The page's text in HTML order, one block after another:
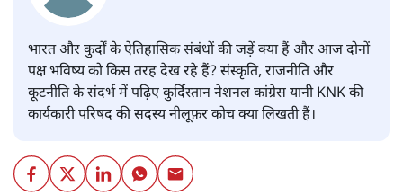
भारत और कुर्दों के ऐतिहासिक संबंधों की जड़ें क्या हैं और आज दोनों
पक्ष भविष्य को किस तरह देख रहे हैं? संस्कृति, राजनीति और
कूटनीति के संदर्भ में पढ़िए कुर्दिस्तान नेशनल कांग्रेस यानी KNK की
कार्यकारी परिषद की सदस्य नीलूफ़र कोच क्या लिखती हैं।